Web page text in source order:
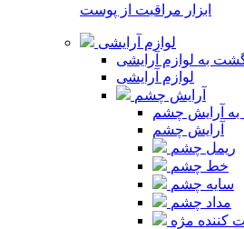
ابزار مراقبت از پوست
لوازم آرایشی
به لوازم آرایشی
لوازم آرایشی
آرایش چشم
آرایش چشم
آرایش چشم
ریمل چشم
خط چشم
سایه چشم
مداد چشم
کننده مژه